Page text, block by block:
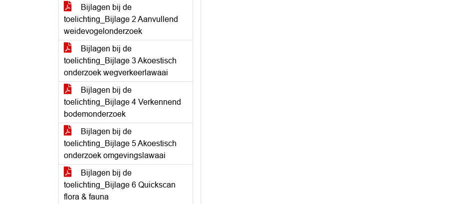
Bijlagen bij de
toelichting_Bijlage 2 Aanvullend
weidevogelonderzoek
Bijlagen bij de
toelichting_Bijlage 3 Akoestisch
onderzoek wegverkeerlawaai
Bijlagen bij de
toelichting_Bijlage 4 Verkennend
bodemonderzoek
Bijlagen bij de
toelichting_Bijlage 5 Akoestisch
onderzoek omgevingslawaai
Bijlagen bij de
toelichting_Bijlage 6 Quickscan
flora & fauna